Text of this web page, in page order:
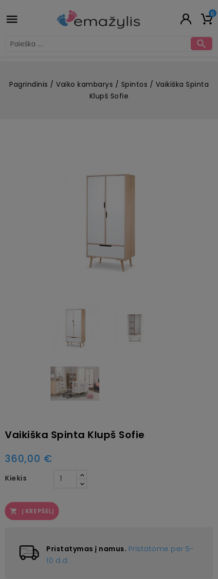
 0

Pagrindinis Vaiko kambarys Spintos
Vaikiška Spinta
Klupš Sofie
Vaikiška Spinta Klupš Sofie
360,00 €
Kiekis
 Į KREPŠELĮ
Pristatymas į namus. Pristatome per 5-
10 d.d.